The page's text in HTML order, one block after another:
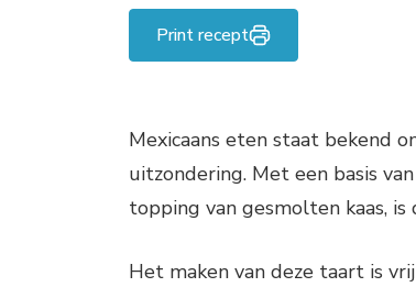
Print recept
Mexicaans eten staat bekend
uitzondering. Met een basis
topping van gesmolten kaas,
Het maken van deze taart is